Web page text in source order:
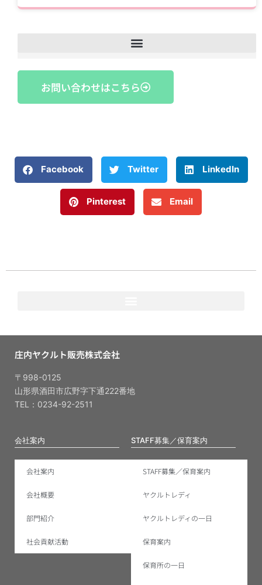
お問い合わせはこちら
Facebook Twitter LinkedIn
Pinterest Email
庄内ヤクルト販売株式会社
〒998-0125
山形県酒田市広野字下通222番地
TEL：0234-92-2511
会社案内
会社案内
会社概要
部門紹介
社会貢献活動
STAFF募集／保育案内
STAFF募集／保育案内
ヤクルトレディ
ヤクルトレディの一日
保育案内
保育所の一日